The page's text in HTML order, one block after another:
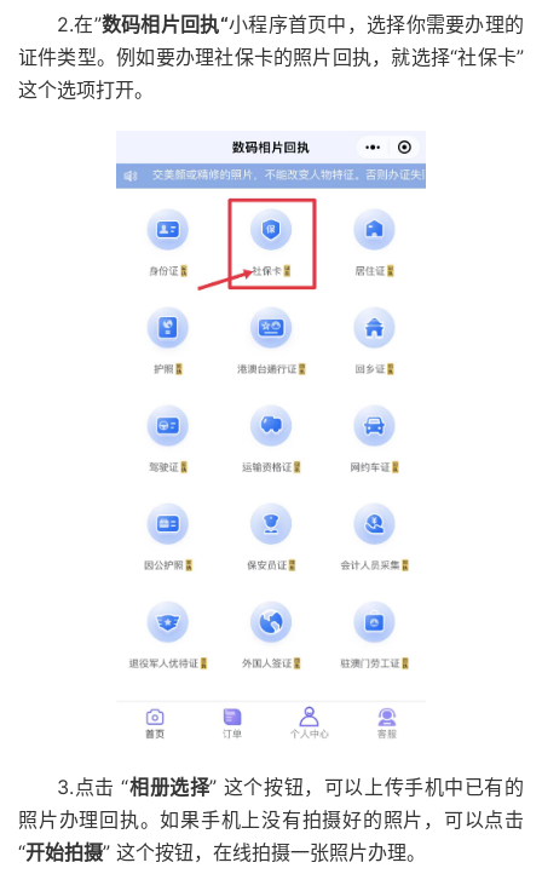
2.在”数码相片回执“小程序首页中，选择你需要办理的
证件类型。例如要办理社保卡的照片回执，就选择“社保卡”
这个选项打开。
3.点击 “相册选择” 这个按钮，可以上传手机中已有的
照片办理回执。如果手机上没有拍摄好的照片，可以点击
“开始拍摄” 这个按钮，在线拍摄一张照片办理。